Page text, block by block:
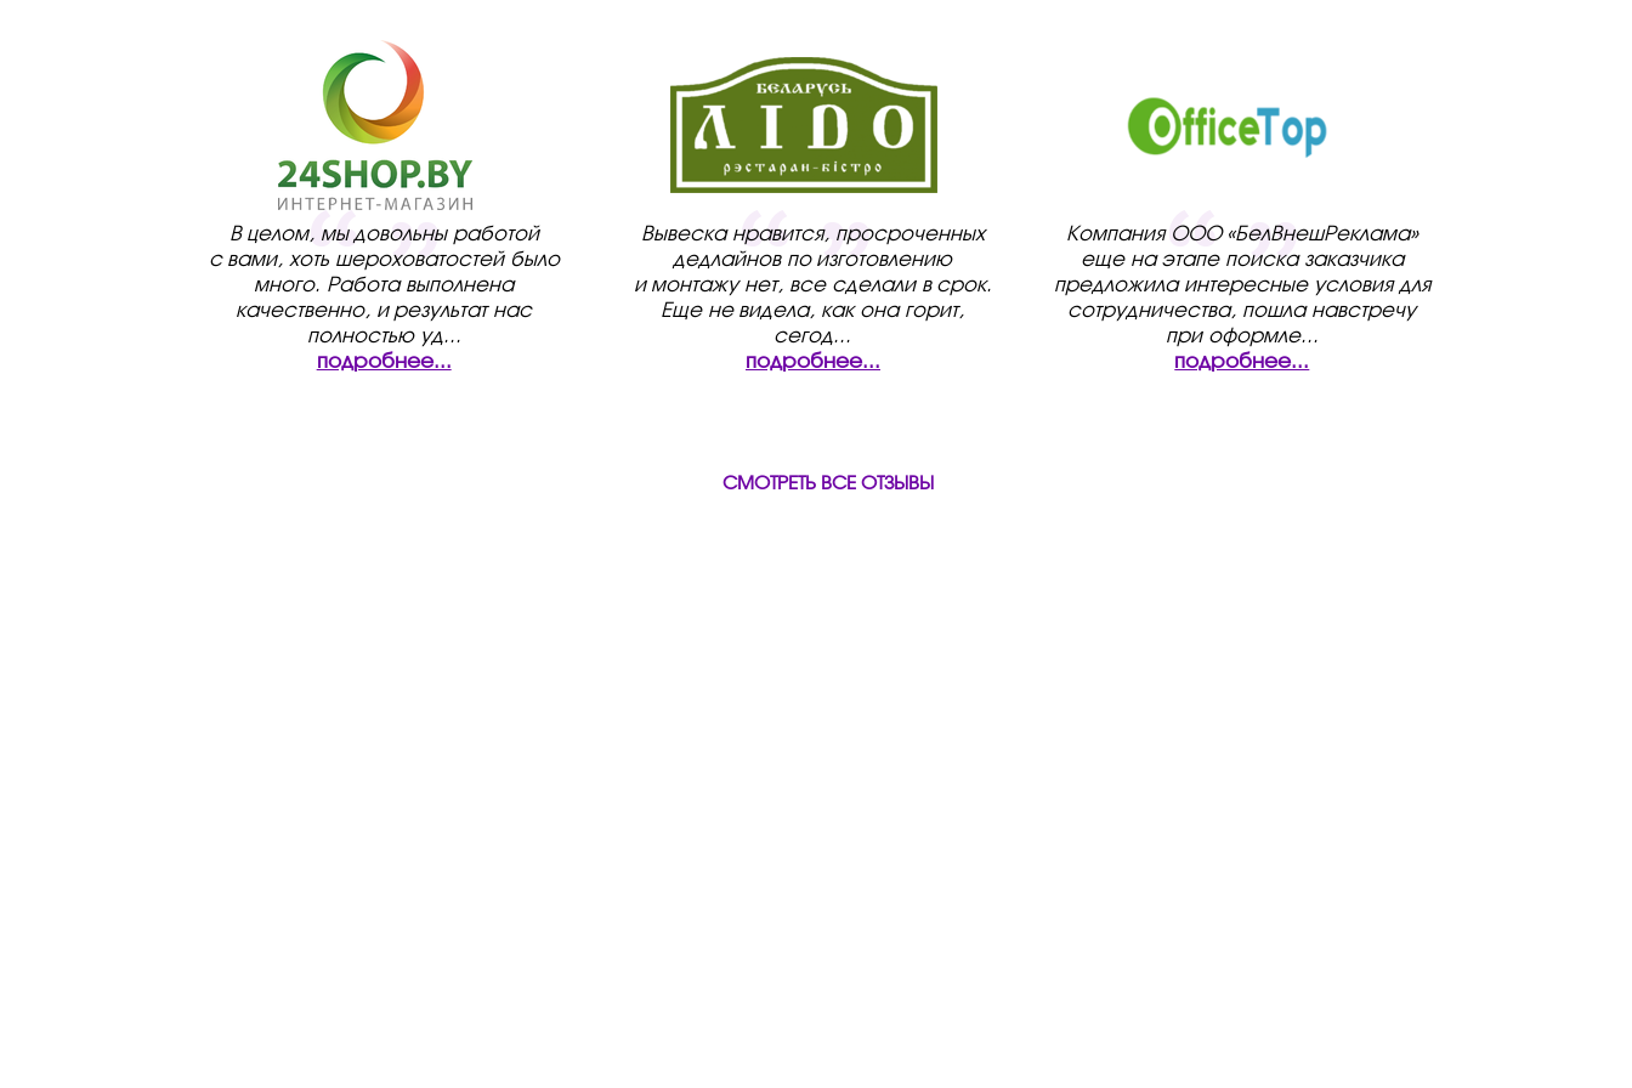
В целом, мы довольны работой
с вами, хоть шероховатостей было
много. Работа выполнена
качественно, и результат нас
полностью уд...
подробнее...
Вывеска нравится, просроченных
дедлайнов по изготовлению
и монтажу нет, все сделали в срок.
Еще не видела, как она горит,
сегод...
подробнее...
Компания ООО «БелВнешРеклама»
еще на этапе поиска заказчика
предложила интересные условия для
сотрудничества, пошла навстречу
при оформле...
подробнее...
СМОТРЕТЬ ВСЕ ОТЗЫВЫ